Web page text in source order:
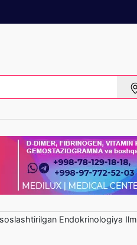
Endokrinologiya